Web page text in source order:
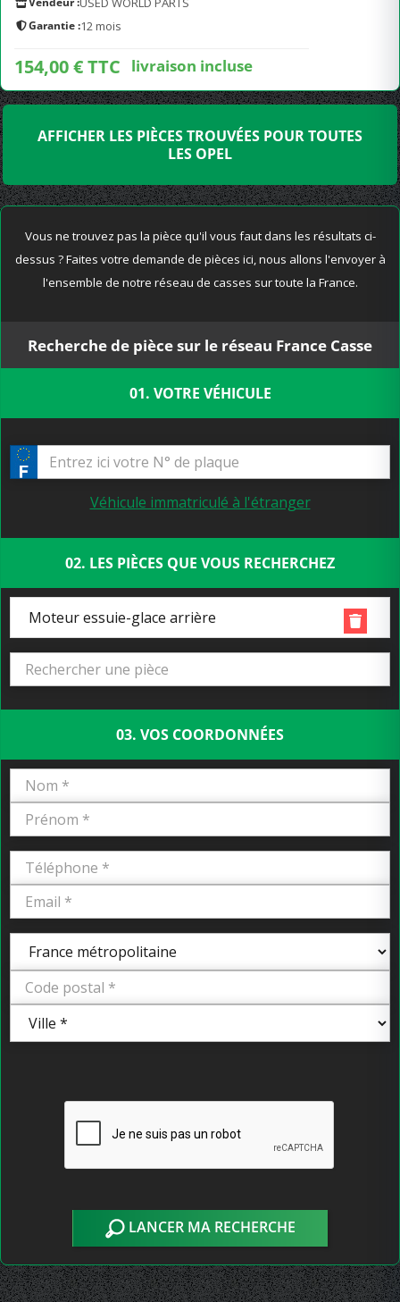
Garantie :12 mois
154,00 € TTC livraison incluse
AFFICHER LES PIÈCES TROUVÉES POUR TOUTES
LES OPEL
Vous ne trouvez pas la pièce qu'il vous faut dans les résultats ci-
dessus ? Faites votre demande de pièces ici, nous allons l'envoyer à
l'ensemble de notre réseau de casses sur toute la France.
Recherche de pièce sur le réseau France Casse
01. VOTRE VÉHICULE
Véhicule immatriculé à l'étranger
02. LES PIÈCES QUE VOUS RECHERCHEZ
Moteur essuie-glace arrière
03. VOS COORDONNÉES
LANCER MA RECHERCHE